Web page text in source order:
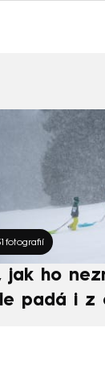
fotografií
jak ho
padá i z